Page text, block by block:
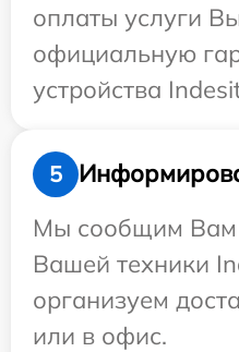
оплаты услуги
официальную
устройства
5
Мы сообщим Вам
Вашей техники
организуем
или в офис.